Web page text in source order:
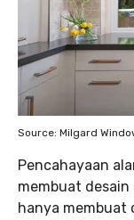
Source: Milgard
Pencahayaan
membuat desain
hanya membuat